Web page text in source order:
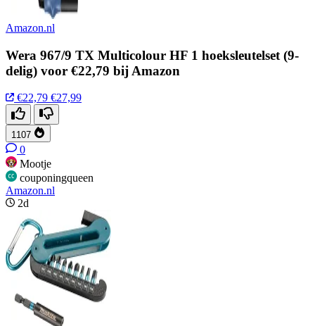
Amazon.nl
Wera 967/9 TX Multicolour HF 1 hoeksleutelset (9-
delig) voor €22,79 bij Amazon
€22,79 €27,99
1107
0
Mootje
couponingqueen
Amazon.nl
2d